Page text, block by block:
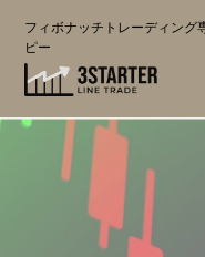
に
フィボナッチトレーディング
ピー